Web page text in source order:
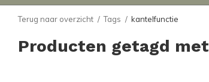
Terug naar overzicht Tags kantelfunctie
Producten getagd